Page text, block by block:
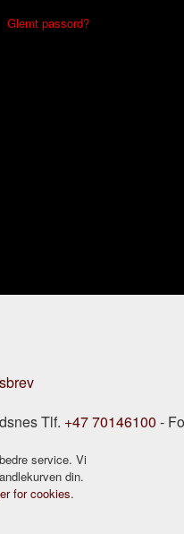
Glemt passord?
Tlf. +47 70146100 -
service. Vi
din.
for cookies.